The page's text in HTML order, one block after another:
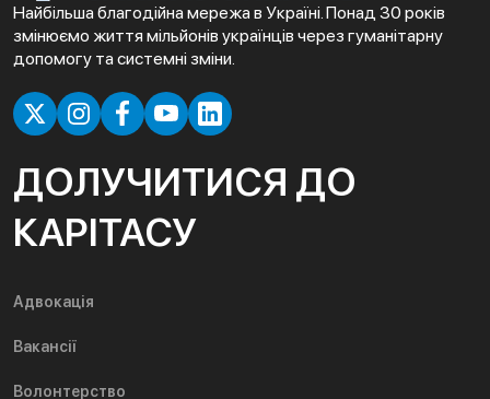
Найбільша благодійна мережа в Україні. Понад 30 років
змінюємо життя мільйонів українців через гуманітарну
допомогу та системні зміни.
ДОЛУЧИТИСЯ ДО
КАРІТАСУ
Адвокація
Вакансії
Волонтерство